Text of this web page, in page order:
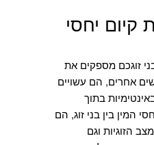
קיום יחסי
זוגכם מספקים את
אחרים, הם עשויים
בתוך
המין בין בני זוג, הם
הזוגיות וגם